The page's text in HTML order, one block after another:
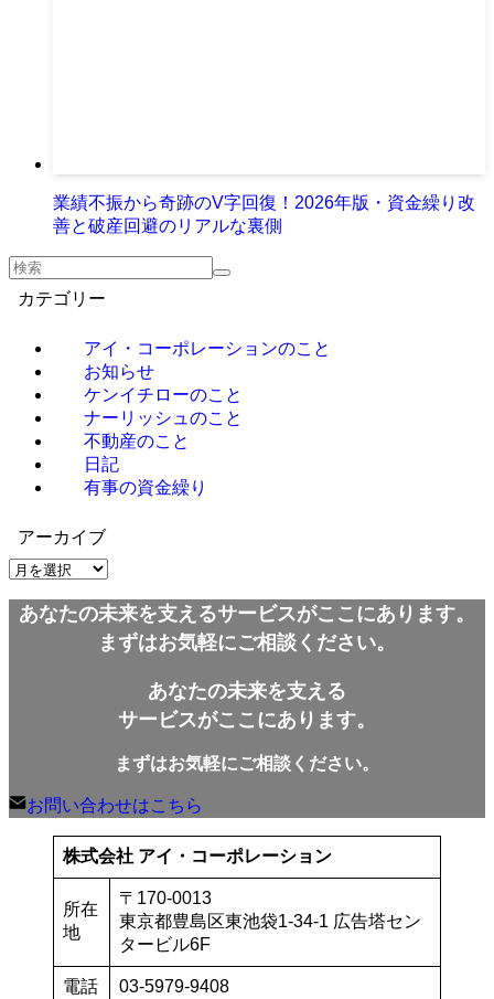
業績不振から奇跡のV字回復！2026年版・資金繰り改
善と破産回避のリアルな裏側
カテゴリー
アイ・コーポレーションのこと
お知らせ
ケンイチローのこと
ナーリッシュのこと
不動産のこと
日記
有事の資金繰り
アーカイブ
ア
カあなたの未来を支えるサービスがここにあります。
まずはお気軽にご相談ください。
あなたの未来を支える
サービスがここにあります。
まずはお気軽にご相談ください。
お問い合わせはこちら
株式会社 アイ・コーポレーション
所在
地
〒170-0013
東京都豊島区東池袋1-34-1 広告塔セン
タービル6F
電話 03-5979-9408